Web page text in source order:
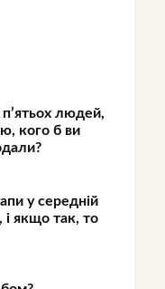
людей,
кого б ви
у середній
якщо так, то